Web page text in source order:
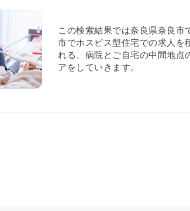
この検索結果では奈良県奈良市
市でホスピス型住宅での求人を
れる、病院とご自宅の中間地点
アをしていきます。